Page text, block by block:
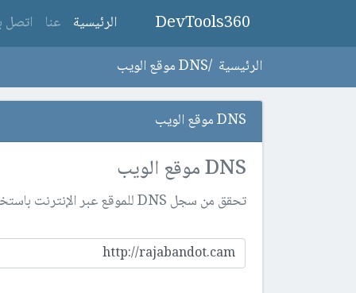
DevTools360 الرئيسية عنا اتصل
الرئيسية DNS موقع الويب
DNS موقع الويب
DNS موقع الويب
تحقق من سجل DNS للموقع عبر الإنترنت باستخدام هذه الأداة